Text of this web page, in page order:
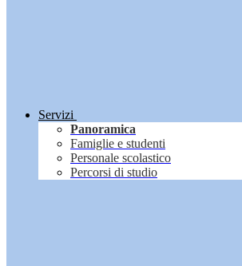
Servizi
Panoramica
Famiglie e studenti
Personale scolastico
Percorsi di studio